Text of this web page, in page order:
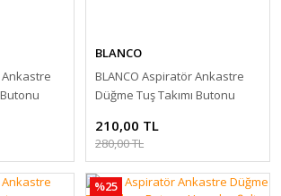
Ankastre
Butonu
BLANCO
BLANCO Aspiratör Ankastre
Düğme Tuş Takımı Butonu
210,00 TL
280,00 TL
%25